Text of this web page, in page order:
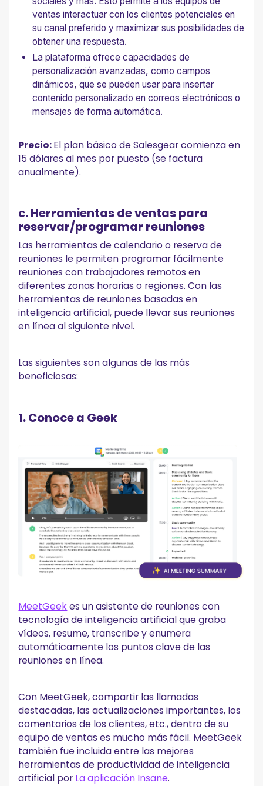
ventas interactuar con los clientes potenciales en
su canal preferido y maximizar sus posibilidades de
obtener una respuesta.
La plataforma ofrece capacidades de
personalización avanzadas, como campos
dinámicos, que se pueden usar para insertar
contenido personalizado en correos electrónicos o
mensajes de forma automática.
Precio:El plan básico de Salesgear comienza en
15 dólares al mes por puesto (se factura
anualmente).
c. Herramientas de ventas para
reservar/programar reuniones
Las herramientas de calendario o reserva de
reuniones le permiten programar fácilmente
reuniones con trabajadores remotos en
diferentes zonas horarias o regiones. Con las
herramientas de reuniones basadas en
inteligencia artificial, puede llevar sus reuniones
en línea al siguiente nivel.
Las siguientes son algunas de las más
beneficiosas:
1. Conoce a Geek
MeetGeekes un asistente de reuniones con
tecnología de inteligencia artificial que graba
vídeos, resume, transcribe y enumera
automáticamente los puntos clave de las
reuniones en línea.
Con MeetGeek, compartir las llamadas
destacadas, las actualizaciones importantes, los
comentarios de los clientes, etc., dentro de su
equipo de ventas es mucho más fácil. MeetGeek
también fue incluida entre las mejores
herramientas de productividad de inteligencia
artificial por La aplicación Insane.